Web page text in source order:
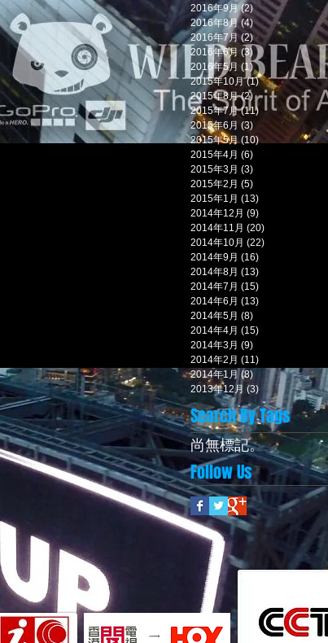
2016年9月 (2)2 篇文章
2016年8月 (4)4 篇文章
2016年7月 (2)2 篇文章
2016年6月 (3) 3 篇文章
2016年5月 (1)1 篇文章
2015年10月 (1)1 篇文章
2015年8月 (2)2 篇文章
2015年7月 (11) 11 篇文章
2015年6月 (3) 3 篇文章
2015年5月 (10)10 篇文章
2015年4月 (6)
2015年3月 (3)
2015年2月 (5)
2015年1月 (13)
2014年12月 (9)
2014年11月 (20)
2014年10月 (22)
2014年9月 (16)
2014年8月 (13)
2014年7月 (15)
2014年6月 (13)
2014年5月 (8)
2014年4月 (15)
2014年3月 (9)
2014年2月 (11)
2014年1月 (8) 8 篇文章
2013年12月 (3) 3 篇文章
Search By Tags
尚無標記。
Follow Us